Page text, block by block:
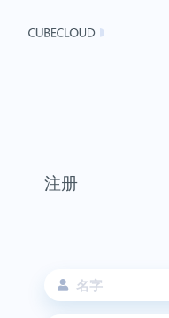
注册